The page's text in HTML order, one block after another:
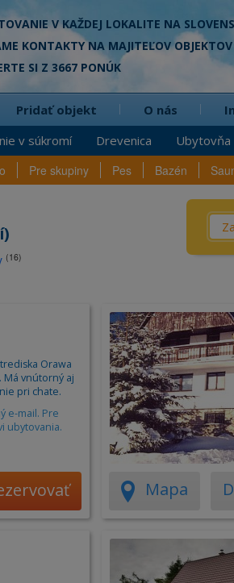
V KAŽDEJ LOKALITE NA
KONTAKTY NA MAJITEĽOV OBJEKTOV
SI Z 3667 PONÚK
v súkromí Drevenica Ubytovňa
Pridať objekt O nás
Pre skupiny Pes Bazén
(16)
Orawa
vnútorný aj
pri chate.
e-mail. Pre
ubytovania.
Mapa